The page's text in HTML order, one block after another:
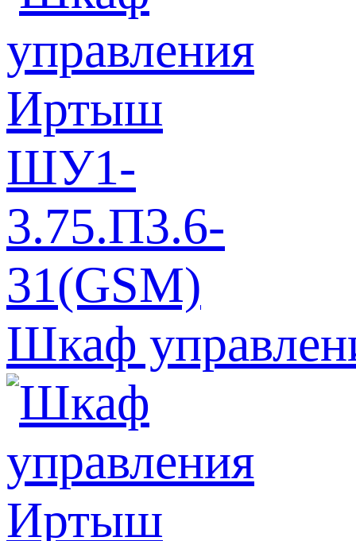
Шкаф